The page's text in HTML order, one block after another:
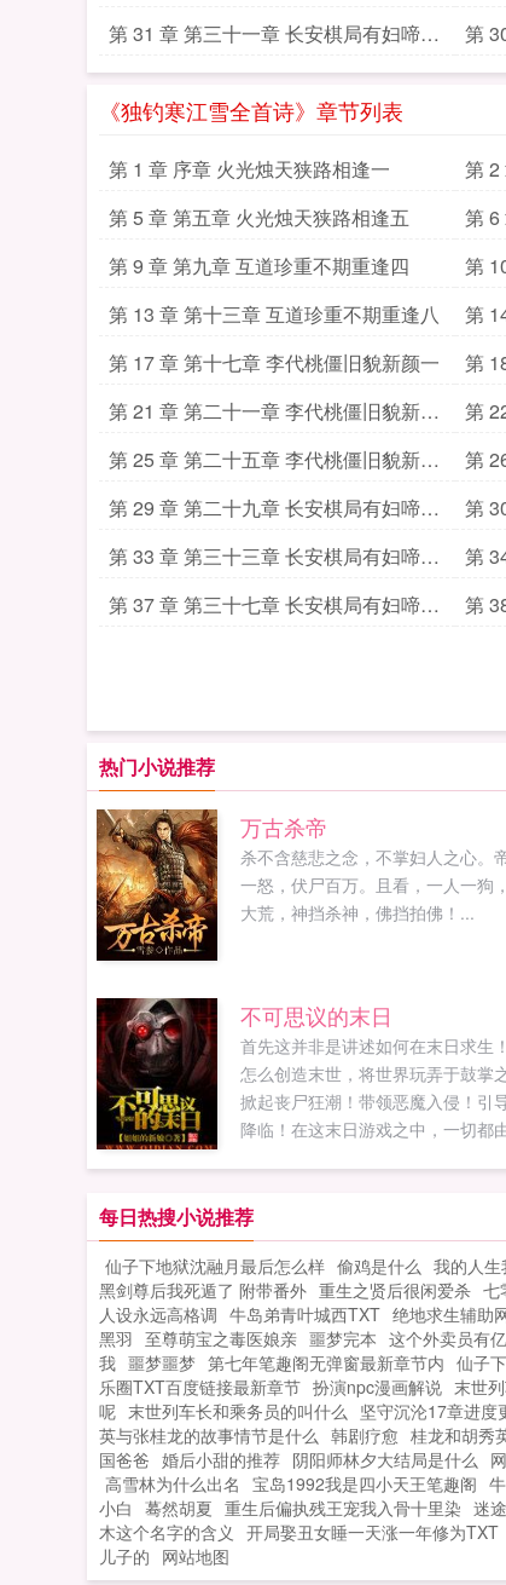
十
九
第 31 章 第三十一章 长安棋局有妇啼鸣
六
第
《独钓寒江雪全首诗》章节列表
第 1 章 序章 火光烛天狭路相逢一 第 2
第 5 章 第五章 火光烛天狭路相逢五
第 6
第 9 章 第九章 互道珍重不期重逢四
第
第 13 章 第十三章 互道珍重不期重逢八
第
第 17 章 第十七章 李代桃僵旧貌新颜一 第
第 21 章 第二十一章 李代桃僵旧貌新颜
五
第
六
第 25 章 第二十五章 李代桃僵旧貌新颜
九
第
一
第 29 章 第二十九章 长安棋局有妇啼鸣
四
第
第 33 章 第三十三章 长安棋局有妇啼鸣
八
第
九
第 37 章 第三十七章 长安棋局有妇啼鸣
第
热门小说推荐
万古杀帝
杀不含慈悲之念，不掌妇人之心。
一怒，伏尸百万。且看，一人一狗
大荒，神挡杀神，佛挡拍佛！...
不可思议的末日
首先这并非是讲述如何在末日求生
怎么创造末世，将世界玩弄于鼓掌之
掀起丧尸狂潮！带领恶魔入侵！引
降临！在这末日游戏之中，一切都
阿尔萨丝米奈希尔。由吞噬一切的病
造的生命，亚历克斯墨瑟将时间掌
中的极恶精灵，时崎狂三。被符文
禁锢的远古巫灵，泽拉斯。诸君一
造一次末日的狂欢盛宴吧！...
每日热搜小说推荐
仙子下地狱沈融月最后怎么样 偷鸡是什么 我的人
黑剑尊后我死遁了 附带番外 重生之贤后很闲爱杀 七
人设永远高格调 牛岛弟青叶城西TXT 绝地求生辅助
黑羽 至尊萌宝之毒医娘亲 噩梦完本 这个外卖员有
我 噩梦噩梦 第七年笔趣阁无弹窗最新章节内 仙子
乐圈TXT百度链接最新章节 扮演npc漫画解说 末世
呢 末世列车长和乘务员的叫什么 坚守沉沦17章进度
英与张桂龙的故事情节是什么 韩剧疗愈 桂龙和胡秀
国爸爸 婚后小甜的推荐 阴阳师林夕大结局是什么
高雪林为什么出名 宝岛1992我是四小天王笔趣阁
小白 蓦然胡夏 重生后偏执残王宠我入骨十里染 迷
木这个名字的含义 开局娶丑女睡一天涨一年修为TXT
儿子的 网站地图